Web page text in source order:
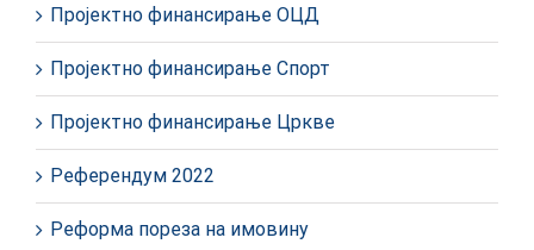
Пројектно финансирање ОЦД
Пројектно финансирање Спорт
Пројектно финансирање Цркве
Референдум 2022
Реформа пореза на имовину